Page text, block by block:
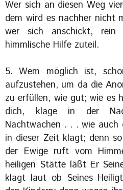
Wer sich an diesen Weg
dem wird es nachher nicht
wer sich anschickt,
himmlische Hilfe zuteil.
5. Wem möglich ist,
aufzustehen, um da die
zu erfüllen, wie gut; wie es
dich, klage in der
Nachtwachen . . . wie auch
in dieser Zeit klagt; denn
der Ewige ruft vom
heiligen Stätte läßt Er
klagt laut ob Seines